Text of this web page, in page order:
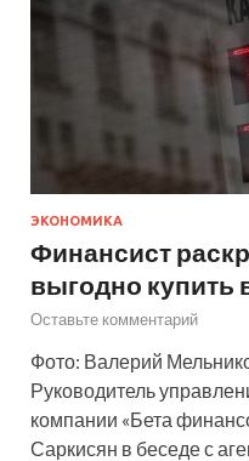
ЭКОНОМИКА
Финансист
выгодно купить
Оставьте комментарий
Фото: Валерий
Руководитель
компании «Бета
Саркисян в беседе с